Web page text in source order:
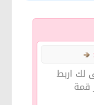
لك اربط
قمة